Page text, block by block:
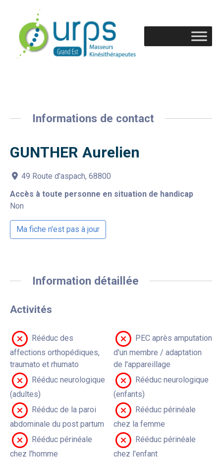
Informations de contact
GUNTHER Aurelien
49 Route d'aspach, 68800
Accès à toute personne en situation de handicap
Non
Ma fiche n'est pas à jour
Information détaillée
Activités
Rééduc des
affections orthopédiques,
traumato et rhumato
PEC après amputation
d'un membre / adaptation
de l'appareillage
Rééduc neurologique
(adultes)
Rééduc neurologique
(enfants)
Rééduc de la paroi
abdominale du post partum
Rééduc périnéale
chez la femme
Rééduc périnéale
chez l'homme
Rééduc périnéale
chez l'enfant